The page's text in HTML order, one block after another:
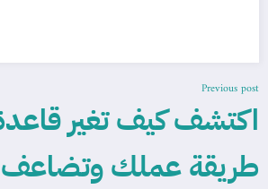
Previous post
طريقة عملك وتضاعف